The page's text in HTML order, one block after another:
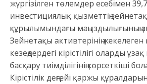
жүргізілген төлемдер есебімен
инвестициялық қызметтің
құрылымындағы маңыздылығының
Зейнетақы активтерінің жекелеген
кезеңдердегі кірістілігі оларды
басқару тиімділігінің көрсеткіші
Кірістілік деңгейі қаржы